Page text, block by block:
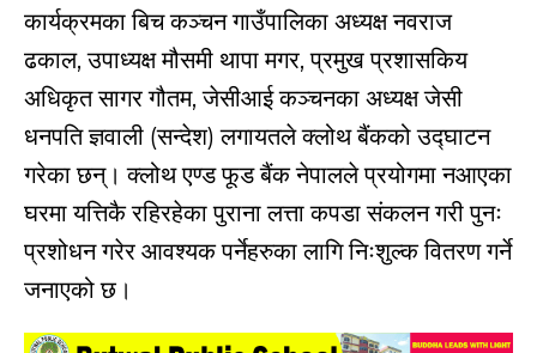
कार्यक्रमका बिच कञ्चन गाउँपालिका अध्यक्ष नवराज
ढकाल, उपाध्यक्ष मौसमी थापा मगर, प्रमुख प्रशासकिय
अधिकृत सागर गौतम, जेसीआई कञ्चनका अध्यक्ष जेसी
धनपति ज्ञवाली (सन्देश) लगायतले क्लोथ बैंकको उद्घाटन
गरेका छन्। क्लोथ एण्ड फूड बैंक नेपालले प्रयोगमा नआएका
घरमा यत्तिकै रहिरहेका पुराना लत्ता कपडा संकलन गरी पुनः
प्रशोधन गरेर आवश्यक पर्नेहरुका लागि निःशुल्क वितरण गर्ने
जनाएको छ।